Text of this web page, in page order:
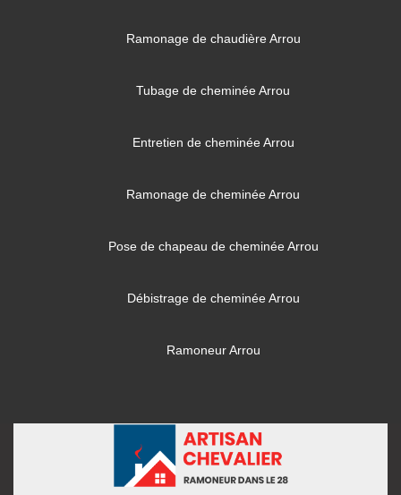
Ramonage de chaudière Arrou
Tubage de cheminée Arrou
Entretien de cheminée Arrou
Ramonage de cheminée Arrou
Pose de chapeau de cheminée Arrou
Débistrage de cheminée Arrou
Ramoneur Arrou